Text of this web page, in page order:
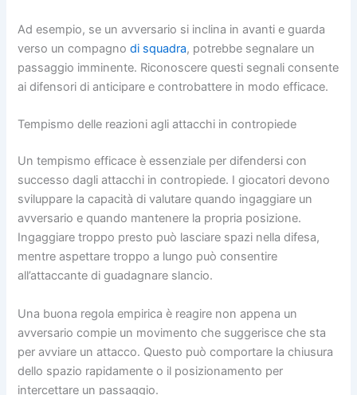
Ad esempio, se un avversario si inclina in avanti e guarda
verso un compagnodi squadra, potrebbe segnalare un
passaggio imminente. Riconoscere questi segnali consente
ai difensori di anticipare e controbattere in modo efficace.
Tempismo delle reazioni agli attacchi in contropiede
Un tempismo efficace è essenziale per difendersi con
successo dagli attacchi in contropiede. I giocatori devono
sviluppare la capacità di valutare quando ingaggiare un
avversario e quando mantenere la propria posizione.
Ingaggiare troppo presto può lasciare spazi nella difesa,
mentre aspettare troppo a lungo può consentire
all’attaccante di guadagnare slancio.
Una buona regola empirica è reagire non appena un
avversario compie un movimento che suggerisce che sta
per avviare un attacco. Questo può comportare la chiusura
dello spazio rapidamente o il posizionamento per
intercettare un passaggio.